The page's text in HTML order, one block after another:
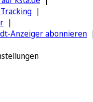
Anzeiger abonnieren